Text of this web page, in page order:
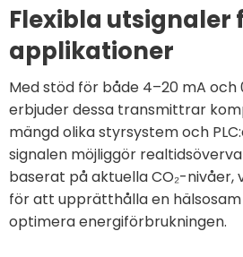
Flexibla utsignaler
applikationer
Med stöd för både 4–20 mA och
erbjuder dessa transmittrar
mängd olika styrsystem och
signalen möjliggör
baserat på aktuella CO₂-nivåer,
för att upprätthålla en
optimera energiförbrukningen.